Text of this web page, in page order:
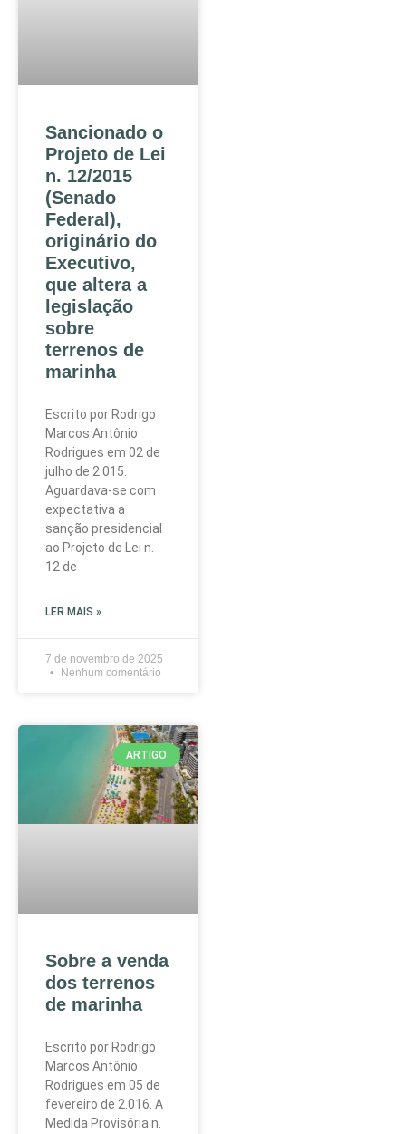
Sancionado o
Projeto de Lei
n. 12/2015
(Senado
Federal),
originário do
Executivo,
que altera a
legislação
sobre
terrenos de
marinha
Escrito por Rodrigo
Marcos Antônio
Rodrigues em 02 de
julho de 2.015.
Aguardava-se com
expectativa a
sanção presidencial
ao Projeto de Lei n.
12 de
LER MAIS »
7 de novembro de 2025
Nenhum comentário
ARTIGO
Sobre a venda
dos terrenos
de marinha
Escrito por Rodrigo
Marcos Antônio
Rodrigues em 05 de
fevereiro de 2.016. A
Medida Provisória n.